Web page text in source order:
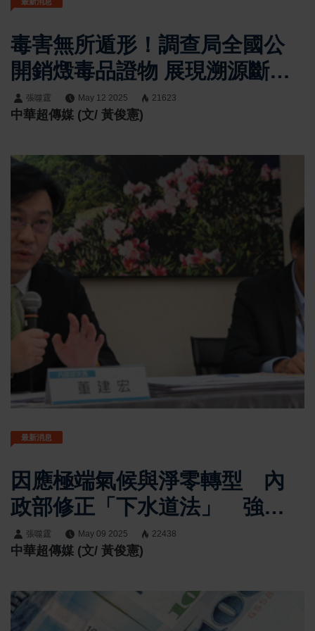
毒害無所遁形！調查局全國公
開銷燬毒品證物 展現溯源斷根
決心
張噬霆 May 12 2025 21623
中華超傳媒 (文/ 黃俊憲)
最新消息
因應極端氣候與淨零轉型 內
政部修正「下水道法」 強化
監管並加重罰則
張噬霆 May 09 2025 22438
中華超傳媒 (文/ 黃俊憲)